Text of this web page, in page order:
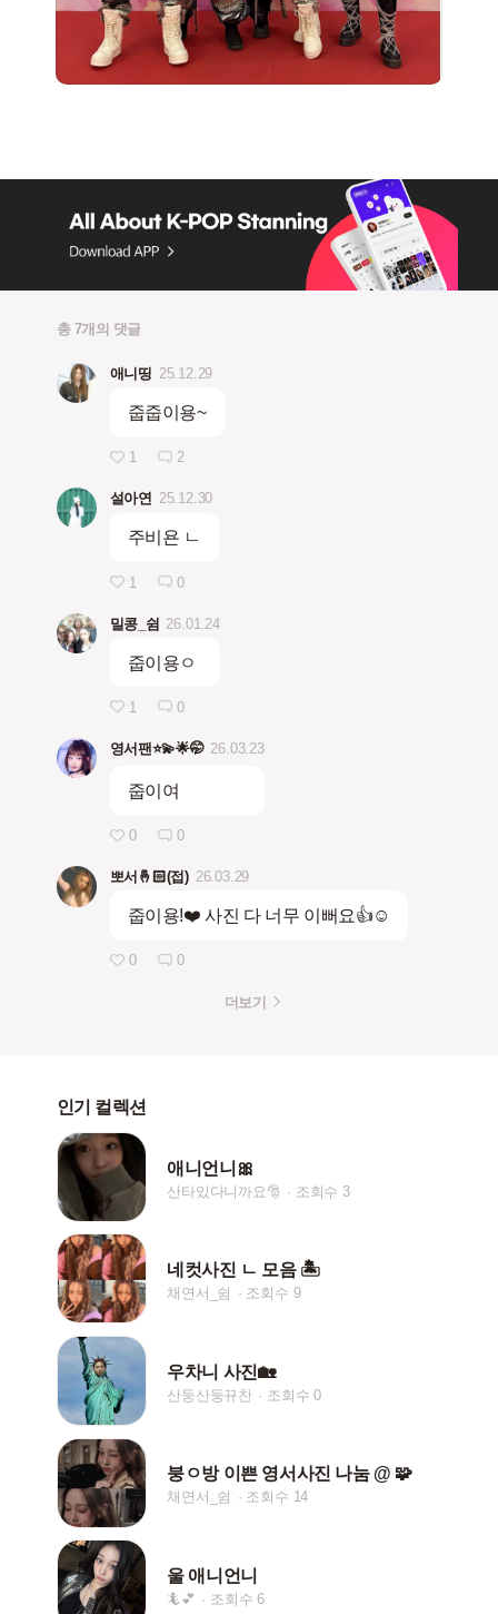
총 7개의 댓글
애니띵 25.12.29
줍줍이용~
1 2
설아연 25.12.30
주비욘 ㄴ
1 0
밀콩_쉼 26.01.24
줍이용ㅇ
1 0
영서팬⭐️💫🌟🤭 26.03.23
줍이여
0 0
뽀서🤞🏻(접) 26.03.29
줍이용!❤️ 사진 다 너무 이뻐요👍☺️
0 0
더보기
인기 컬렉션
애니언니🎀
산타있다니까요🎅 조회수 3
네컷사진 ㄴ 모음 🏝
채연서_쉼 조회수 9
우차니 사진🏡
산둥산둥뀨찬 조회수 0
붕ㅇ방 이쁜 영서사진 나눔 @ 🧩
채연서_쉼 조회수 14
울 애니언니
🦎💕 조회수 6